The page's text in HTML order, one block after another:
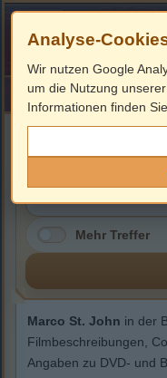
HOME ImpressumLinks
Marco St.
Mehr Treffer
Marco St. John in der
Filmbeschreibungen,
Angaben zu DVD- und
Analyse-
Wir nutzen Google
um die Nutzung
Informationen finden